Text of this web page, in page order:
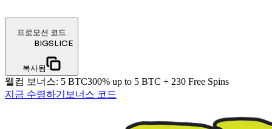
프로모션 코드
BIGSLICE
복사됨
웰컴 보너스: 5 BTC300% up to 5 BTC + 230 Free Spins
지금 수령하기 보너스 코드